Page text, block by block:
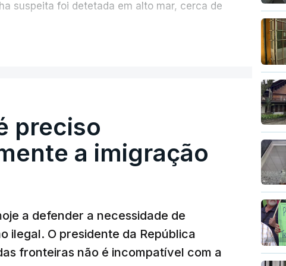
suspeita foi detetada em alto mar, cerca de
mar de embarcações de alta velocidade
tráfico de droga.
preciso
a imigração
a defender a necessidade de
ilegal. O presidente da República
fronteiras não é incompatível com a